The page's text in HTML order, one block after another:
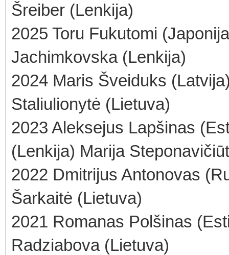
Šreiber (Lenkija)
2025 Toru Fukutomi
Jachimkovska (Lenkija)
2024 Maris Šveiduks
Staliulionytė (Lietuva)
2023 Aleksejus Lapšinas
(Lenkija) Marija
2022 Dmitrijus Antonovas
Šarkaitė (Lietuva)
2021 Romanas Polšinas
Radziabova (Lietuva)